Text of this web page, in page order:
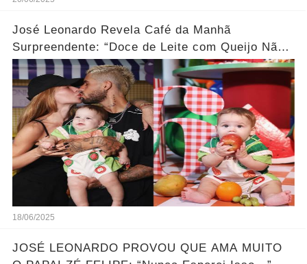
José Leonardo Revela Café da Manhã
Surpreendente: “Doce de Leite com Queijo Não
Esperava!”... Ver Mais
18/06/2025
JOSÉ LEONARDO PROVOU QUE AMA MUITO